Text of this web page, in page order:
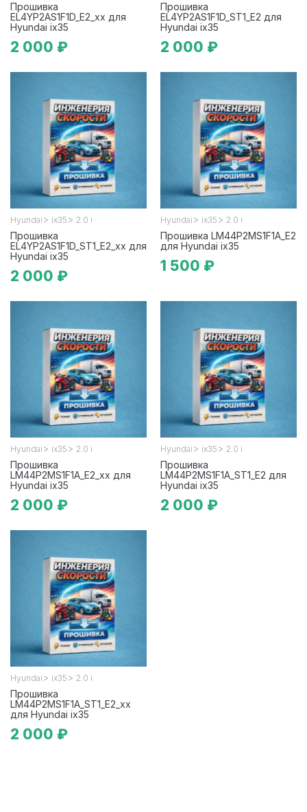
Прошивка
EL4YP2AS1F1D_E2_xx для
Hyundai ix35
2 000 ₽
Прошивка
EL4YP2AS1F1D_ST1_E2 для
Hyundai ix35
2 000 ₽
Hyundai > ix35 > 2.0 i
Прошивка
EL4YP2AS1F1D_ST1_E2_xx для
Hyundai ix35
2 000 ₽
Hyundai > ix35 > 2.0 i
Прошивка LM44P2MS1F1A_E2
для Hyundai ix35
1 500 ₽
Hyundai > ix35 > 2.0 i
Прошивка
LM44P2MS1F1A_E2_xx для
Hyundai ix35
2 000 ₽
Hyundai > ix35 > 2.0 i
Прошивка
LM44P2MS1F1A_ST1_E2 для
Hyundai ix35
2 000 ₽
Hyundai > ix35 > 2.0 i
Прошивка
LM44P2MS1F1A_ST1_E2_xx
для Hyundai ix35
2 000 ₽